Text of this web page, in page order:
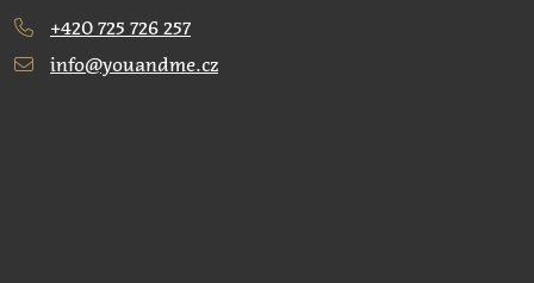
+420 725 726 257
info@youandme.cz